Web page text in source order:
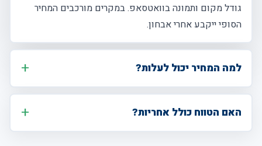
גודל מקום ותמונה בוואטסאפ. במקרים מורכבים המחיר
הסופי ייקבע אחרי אבחון.
למה המחיר יכול לעלות?
האם הטווח כולל אחריות?